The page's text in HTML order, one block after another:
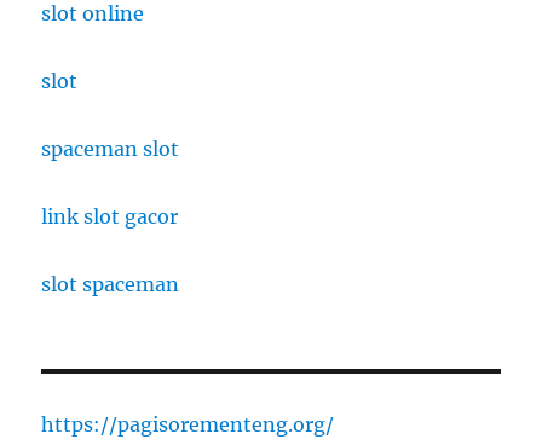
slot online
slot
spaceman slot
link slot gacor
slot spaceman
https://pagisorementeng.org/